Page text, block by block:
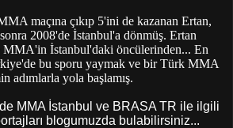
maçına çıkıp 5'ini de kazanan Ertan,
2008'de İstanbul'a dönmüş. Ertan
İstanbul'daki öncülerinden... En
bu sporu yaymak ve bir Türk MMA
adımlarla yola başlamış.
MMA İstanbul ve BRASA TR ile ilgili
blogumuzda bulabilirsiniz...